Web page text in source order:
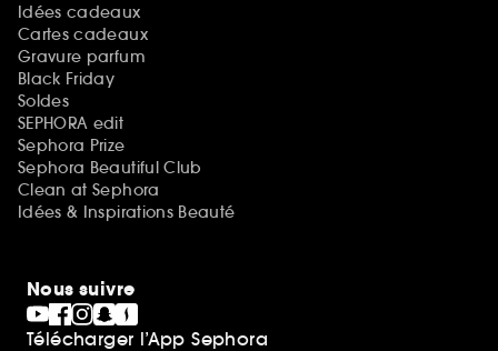
Idées cadeaux
Cartes cadeaux
Gravure parfum
Black Friday
Soldes
SEPHORA edit
Sephora Prize
Sephora Beautiful Club
Clean at Sephora
Idées & Inspirations Beauté
Nous suivre
Télécharger l’App Sephora